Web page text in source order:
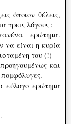
όποιον θέλεις,
τρεις λόγους :
ερώτημα.
να είναι η κυρία
του (!)
και
εύλογο ερώτημα